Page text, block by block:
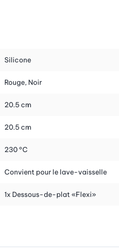
au lave-vaisselle.
«Flexi» est également très
Silicone
Rouge, Noir
20.5 cm
20.5 cm
230 °C
Convient pour le lave-vaisselle
1x Dessous-de-plat «Flexi»